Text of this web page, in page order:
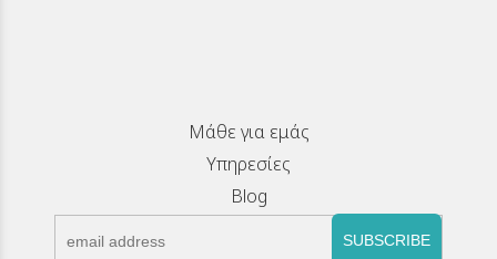
Μάθε για εμάς
Υπηρεσίες
Blog
SUBSCRIBE